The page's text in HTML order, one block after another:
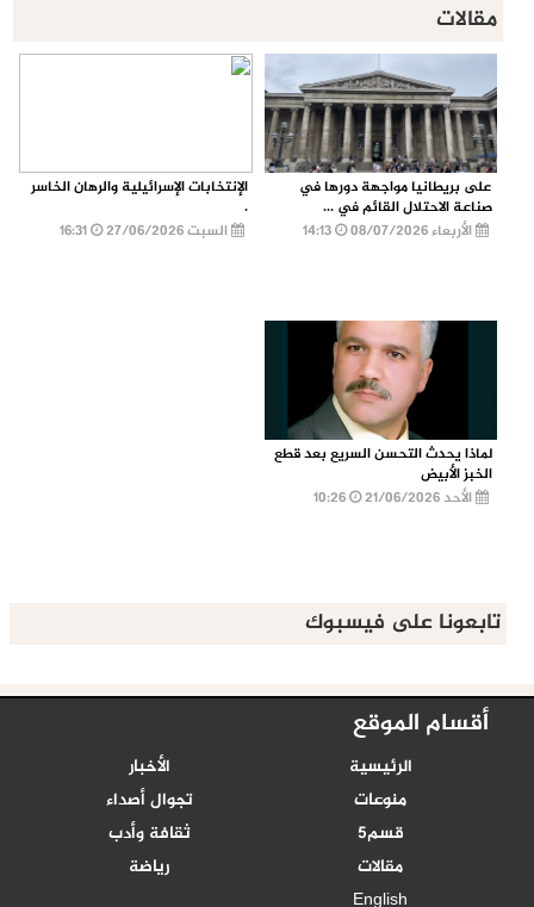
مقالات
على بريطانيا مواجهة دورها في
صناعة الاحتلال القائم في ...
الأربعاء 08/07/2026
الإنتخابات الإسرائيلية والرهان الخاسر
.
السبت 27/06/2026
16:31
لماذا يحدث التحسن السريع بعد قطع
الخبز الأبيض
الأحد 21/06/2026
تابعونا على فيسبوك
أقسام الموقع
الرئيسية
الأخبار
منوعات
تجوال أصداء
قسم5
ثقافة وأدب
مقالات
رياضة